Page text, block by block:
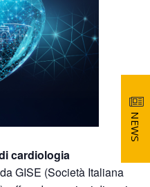
NEWS
cardiologia
GISE (Società Italiana